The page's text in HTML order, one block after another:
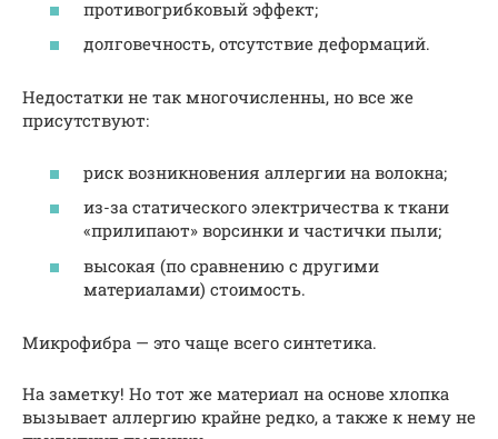
противогрибковый эффект;
долговечность, отсутствие деформаций.
Недостатки не так многочисленны, но все же
присутствуют:
риск возникновения аллергии на волокна;
из-за статического электричества к ткани
«прилипают» ворсинки и частички пыли;
высокая (по сравнению с другими
материалами) стоимость.
Микрофибра — это чаще всего синтетика.
На заметку! Но тот же материал на основе хлопка
вызывает аллергию крайне редко, а также к нему не